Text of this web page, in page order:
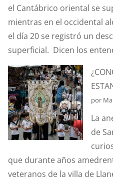
el Cantábrico oriental se
mientras en el occidental
el día 20 se registró un
superficial. Dicen los
por
La
de
que durante años
veteranos de la villa de